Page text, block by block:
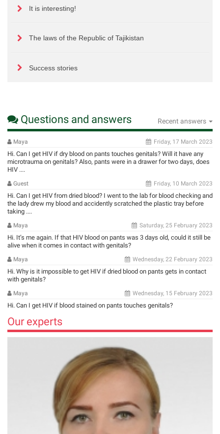
It is interesting!
The laws of the Republic of Tajikistan
Success stories
Questions and answers Recent answers
Maya Friday, 17 March 2023
Hi. Can I get HIV if dry blood on pants touches genitals? Will it have any
microtrauma on genitals? Also, pants were in a drawer for two days, does
HIV ....
Guest Friday, 10 March 2023
Hi. Can I get HIV from dried blood? I went to the lab for blood checking and
the lady drew my blood and accidently scratched the plastic tray before
taking ....
Maya Saturday, 25 February 2023
Hi. It’s me again. If that HIV blood on pants was 3 days old, could it still be
alive when it comes in contact with genitals?
Maya Wednesday, 22 February 2023
Hi. Why is it impossible to get HIV if dried blood on pants gets in contact
with genitals?
Maya Wednesday, 15 February 2023
Hi. Can I get HIV if blood stained on pants touches genitals?
Our experts